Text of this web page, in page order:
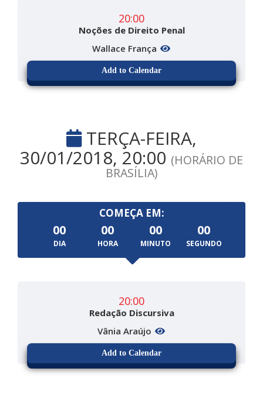
20:00
Noções de Direito Penal
Wallace França
Add to Calendar
TERÇA-FEIRA,
30/01/2018, 20:00 (HORÁRIO DE
BRASÍLIA)
COMEÇA EM:
00
DIA
00
HORA
00
MINUTO
00
SEGUNDO
20:00
Redação Discursiva
Vânia Araújo
Add to Calendar